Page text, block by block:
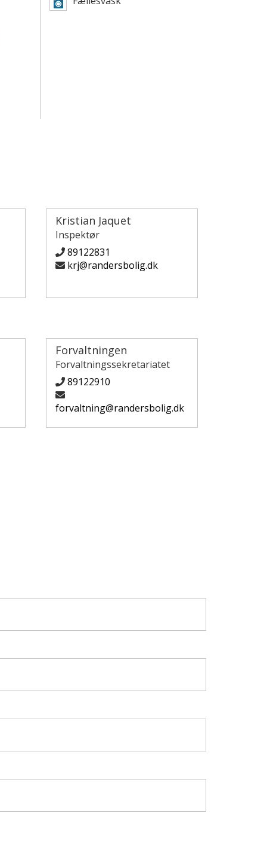
Kristian Jaquet
Inspektør
89122831
krj@randersbolig.dk
Forvaltningen
Forvaltningssekretariatet
89122910
forvaltning@randersbolig.dk